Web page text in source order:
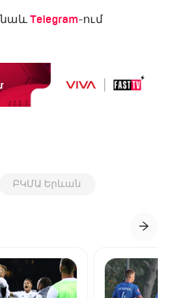
նաև Telegram-ում
ԲԿՄԱ Երևան